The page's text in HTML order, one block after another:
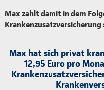
Max zahlt damit in dem
Krankenzusatzversicherung
Max hat sich privat
12,95 Euro pro